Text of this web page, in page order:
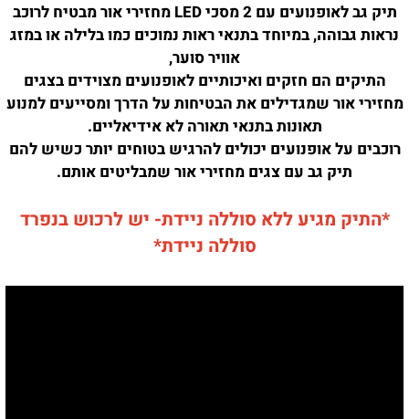
תיק גב לאופנועים עם 2 מסכי LED מחזירי אור מבטיח לרוכב
נראות גבוהה, במיוחד בתנאי ראות נמוכים כמו בלילה או במזג
אוויר סוער,
התיקים הם חזקים ואיכותיים לאופנועים מצוידים בצגים
מחזירי אור שמגדילים את הבטיחות על הדרך ומסייעים למנוע
תאונות בתנאי תאורה לא אידיאליים.
רוכבים על אופנועים יכולים להרגיש בטוחים יותר כשיש להם
תיק גב עם צגים מחזירי אור שמבליטים אותם.
*התיק מגיע ללא סוללה ניידת- יש לרכוש בנפרד
סוללה ניידת*